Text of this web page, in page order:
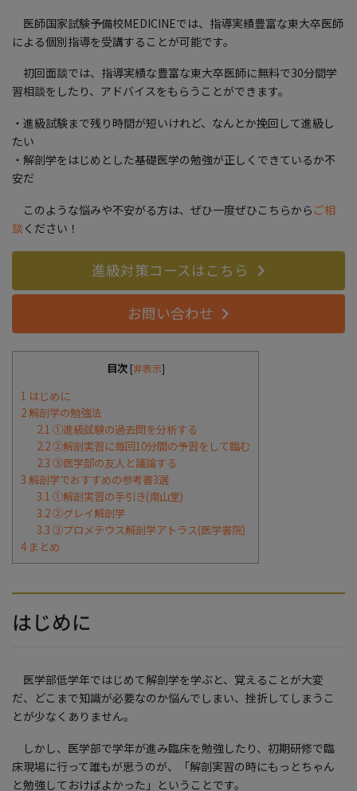
医師国家試験予備校MEDICINEでは、指導実績豊富な東大卒医師
による個別指導を受講することが可能です。
初回面談では、指導実績な豊富な東大卒医師に無料で30分間学
習相談をしたり、アドバイスをもらうことができます。
・進級試験まで残り時間が短いけれど、なんとか挽回して進級し
たい
・解剖学をはじめとした基礎医学の勉強が正しくできているか不
安だ
このような悩みや不安がる方は、ぜひ一度ぜひこちらから ご相
談 ください！
進級対策コースはこちら
お問い合わせ
目次 [非表示]
1 はじめに
2 解剖学の勉強法
2.1 ①進級試験の過去問を分析する
2.2②解剖実習に毎回10分間の予習をして臨む
2.3 ③医学部の友人と議論する
3 解剖学でおすすめの参考書3選
3.1 ①解剖実習の手引き(南山堂)
3.2②グレイ解剖学
3.3 ③プロメテウス解剖学アトラス(医学書院)
4まとめ
はじめに
医学部低学年ではじめて解剖学を学ぶと、覚えることが大変
だ、どこまで知識が必要なのか悩んでしまい、挫折してしまうこ
とが少なくありません。
しかし、医学部で学年が進み臨床を勉強したり、初期研修で臨
床現場に行って誰もが思うのが、「解剖実習の時にもっとちゃん
と勉強しておけばよかった」ということです。